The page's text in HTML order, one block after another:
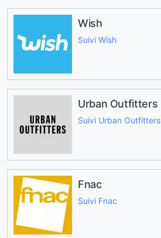
Wish
Suivi Wish
Urban Outfitters
Suivi Urban Outfitters
Fnac
Suivi Fnac